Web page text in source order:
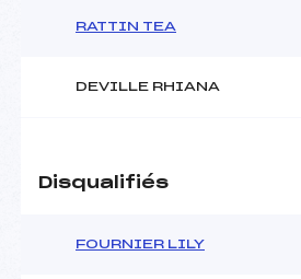
RATTIN TEA
DEVILLE RHIANA
Disqualifiés
FOURNIER LILY